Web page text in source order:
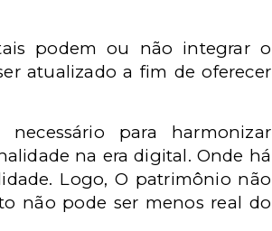
podem ou não integrar o
atualizado a fim de oferecer
para harmonizar
na era digital. Onde há
Logo, O patrimônio não
não pode ser menos real do